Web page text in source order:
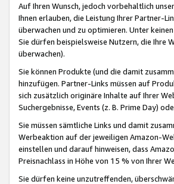
Auf Ihren Wunsch, jedoch vorbehaltlich
Ihnen erlauben, die Leistung Ihrer Partner-
überwachen und zu optimieren. Unter
Sie dürfen beispielsweise Nutzern, die Ihre
überwachen).
Sie können Produkte (und die damit
hinzufügen. Partner-Links müssen auf
sich zusätzlich originäre Inhalte auf Ihrer
Suchergebnisse, Events (z. B. Prime Day)
Sie müssen sämtliche Links und damit
Werbeaktion auf der jeweiligen Amazon-
einstellen und darauf hinweisen, dass
Preisnachlass in Höhe von 15 % von Ihrer
Sie dürfen keine unzutreffenden,